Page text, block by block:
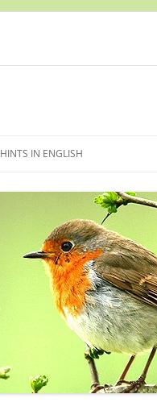
Inhalt
HINTS IN ENGLISH